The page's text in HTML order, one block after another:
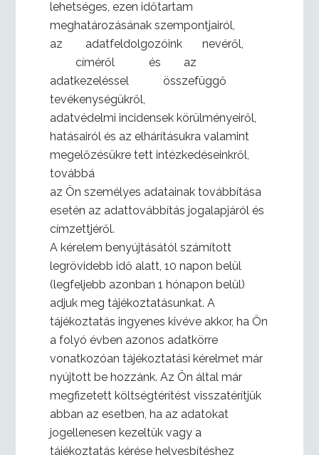
lehetséges, ezen időtartam
meghatározásának szempontjairól,
az adatfeldolgozóink nevéről,
címéről és az
adatkezeléssel összefüggő
tevékenységükről,
adatvédelmi incidensek körülményeiről,
hatásairól és az elhárításukra valamint
megelőzésükre tett intézkedéseinkről,
továbbá
az Ön személyes adatainak továbbítása
esetén az adattovábbítás jogalapjáról és
címzettjéről.
A kérelem benyújtásától számított
legrövidebb idő alatt, 10 napon belül
(legfeljebb azonban 1 hónapon belül)
adjuk meg tájékoztatásunkat. A
tájékoztatás ingyenes kivéve akkor, ha Ön
a folyó évben azonos adatkörre
vonatkozóan tájékoztatási kérelmet már
nyújtott be hozzánk. Az Ön által már
megfizetett költségtérítést visszatérítjük
abban az esetben, ha az adatokat
jogellenesen kezeltük vagy a
tájékoztatás kérése helyesbítéshez